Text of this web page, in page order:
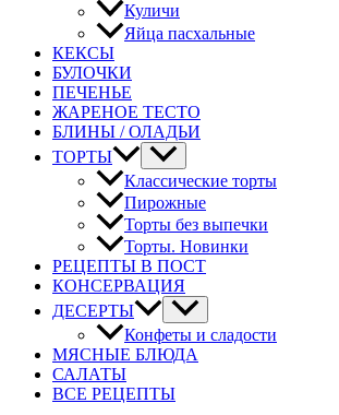
Куличи
Яйца пасхальные
КЕКСЫ
БУЛОЧКИ
ПЕЧЕНЬЕ
ЖАРЕНОЕ ТЕСТО
БЛИНЫ / ОЛАДЬИ
ТОРТЫ
Классические торты
Пирожные
Торты без выпечки
Торты. Новинки
РЕЦЕПТЫ В ПОСТ
КОНСЕРВАЦИЯ
ДЕСЕРТЫ
Конфеты и сладости
МЯСНЫЕ БЛЮДА
САЛАТЫ
ВСЕ РЕЦЕПТЫ